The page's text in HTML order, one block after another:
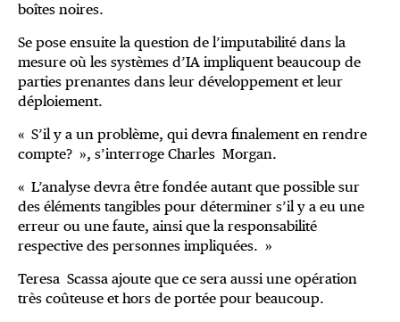
boîtes noires.
Se pose ensuite la question de l’imputabilité dans la
mesure où les systèmes d’IA impliquent beaucoup de
parties prenantes dans leur développement et leur
déploiement.
« S’il y a un problème, qui devra finalement en rendre
compte? », s’interroge Charles Morgan.
« L’analyse devra être fondée autant que possible sur
des éléments tangibles pour déterminer s’il y a eu une
erreur ou une faute, ainsi que la responsabilité
respective des personnes impliquées. »
Teresa Scassa ajoute que ce sera aussi une opération
très coûteuse et hors de portée pour beaucoup.